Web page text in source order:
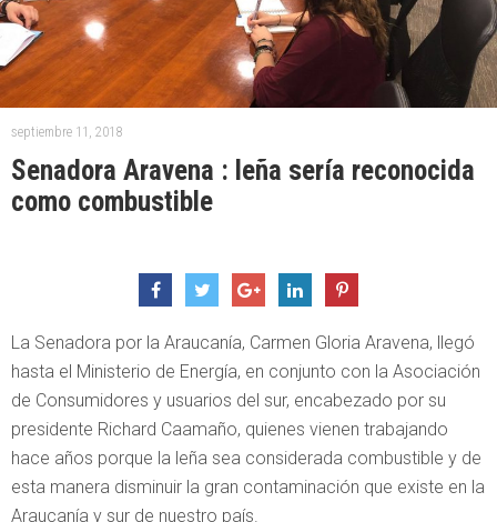
septiembre 11, 2018
Senadora Aravena : leña sería reconocida
como combustible
La Senadora por la Araucanía, Carmen Gloria Aravena, llegó
hasta el Ministerio de Energía, en conjunto con la Asociación
de Consumidores y usuarios del sur, encabezado por su
presidente Richard Caamaño, quienes vienen trabajando
hace años porque la leña sea considerada combustible y de
esta manera disminuir la gran contaminación que existe en la
Araucanía y sur de nuestro país.